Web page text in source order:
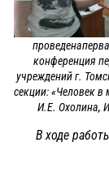
конференция
учреждений г.
секции: «Человек
И.Е. Охолина,
В ходе работы